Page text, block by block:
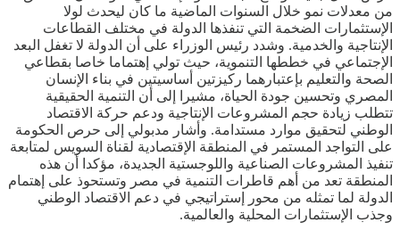
من معدلات نمو خلال السنوات الماضية ما كان ليحدث لولا
الإستثمارات الضخمة التي تنفذها الدولة في مختلف القطاعات
الإنتاجية والخدمية. وشدد رئيس الوزراء على أن الدولة لا تغفل البعد
الإجتماعي في خططها التنموية، حيث تولي إهتماما خاصا بقطاعي
الصحة والتعليم بإعتبارهما ركيزتين أساسيتين في بناء الإنسان
المصري وتحسين جودة الحياة، مشيرا إلى أن التنمية الحقيقية
تتطلب زيادة حجم المشروعات الإنتاجية ودعم حركة الاقتصاد
الوطني لتحقيق موارد مستدامة. وأشار مدبولي إلى حرص الحكومة
على التواجد المستمر في المنطقة الإقتصادية لقناة السويس لمتابعة
تنفيذ المشروعات الصناعية واللوجستية الجديدة، مؤكدا أن هذه
المنطقة تعد من أهم قاطرات التنمية في مصر وتستحوذ على إهتمام
الدولة لما تمثله من محور إستراتيجي في دعم الاقتصاد الوطني
وجذب الإستثمارات المحلية والعالمية.